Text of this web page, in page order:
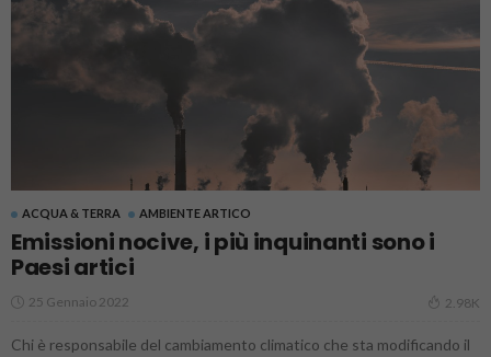
ACQUA & TERRA AMBIENTE ARTICO
Emissioni nocive, i più inquinanti sono i
Paesi artici
25 Gennaio 2022 2.98K
Chi è responsabile del cambiamento climatico che sta modificando il